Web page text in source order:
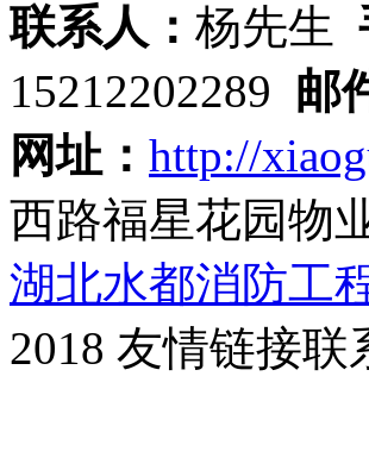
联系人： 杨先生
15212202289 邮
网址： http://
西路福星花园物
湖北水都消防工
2018 友情链接联